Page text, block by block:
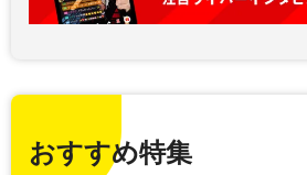
おすすめ特集